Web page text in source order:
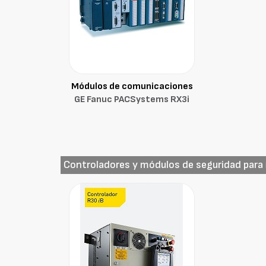
Módulos de comunicaciones
GE Fanuc PACSystems RX3i
Controladores y módulos de seguridad para